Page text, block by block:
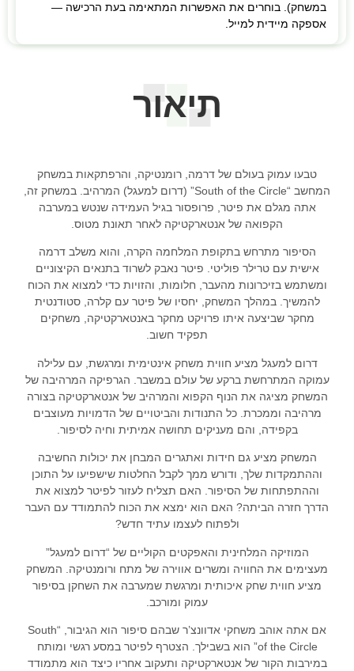
במשחק). בוחרים את האפשרות המתאימה בעת הרכישה —
אספקה מיידית למייל.
תיאור
טבעו עמוק בעולם של דרמה, רומנטיקה, והרפתקאות במשחק
המחשב “South of the Circle” (דרום למעגל) המרהיב. במשחק זה,
אתה מגלם את פיטר, פרופסור בגיל העמידה שנטש במערבה
הקפואה של אנטארקטיקה לאחר תאונת מטוס.
הסיפור מתרחש בתקופת המלחמה הקרה, והוא משלב דרמה
אישית עם טרילר פוליטי. פיטר נאבק לשרוד בתנאים הקיצוניים
ומשתמש בזיכרונות מהעבר, חלומות, והזויות כדי למצוא את הכוח
להמשיך. במהלך המשחק, יחסיו של פיטר עם קלרה, סטודנטית
מחקר שביצעה איתו פרויקט מחקר באנטארקטיקה, משחקים
תפקיד חשוב.
דרום למעגל מציע חווית משחק אינטימית ומרגשת, עם עלילה
עמוקה המתרחשת ברקע של עולם במשבר. הגרפיקה המרהיבה של
המשחק מציגה את הנוף הקפוא והמרהיב של אנטארקטיקה בצורה
מרהיבה וממכרת. כל התנודות והביטויים של הדמויות מעוצבים
בקפידה, והם מעניקים תחושה אמיתית וחיה לסיפור.
המשחק מציע גם חידות ואתגרים המבחן את יכולות החשיבה
וההתמקדות שלך, ודורש ממך לקבל החלטות שישפיעו על התוכן
וההתפתחות של הסיפור. האם תצליח לעזור לפיטר למצוא את
הדרך חזרה הביתה? האם הוא ימצא את הכוח להתמודד עם העבר
ולפתוח לעצמו עתיד חדש?
המוזיקה המלחינית והאפקטים הקוליים של “דרום למעגל”
מעצימים את החוויה ומשרים אווירה של מתח ורומנטיקה. המשחק
מציע חווית שחק איכותית ומרגשת שמערבה את השחקן בסיפור
עמוק ומורכב.
אם אתה אוהב משחקי אדוונצ’ר שבהם סיפור הוא הגיבור, “South
of the Circle” הוא בשבילך. הצטרף לפיטר במסע רגשי ומותח
במירבות הקור של אנטארקטיקה ותעקוב אחריו כיצד הוא מתמודד